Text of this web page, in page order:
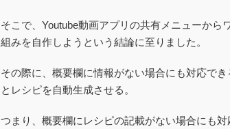
そこで、Youtube動画アプリの共有メニューか
組みを自作しようという結論に至りました。
その際に、概要欄に情報がない場合にも対応で
とレシピを自動生成させる。
つまり、概要欄にレシピの記載がない場合にも